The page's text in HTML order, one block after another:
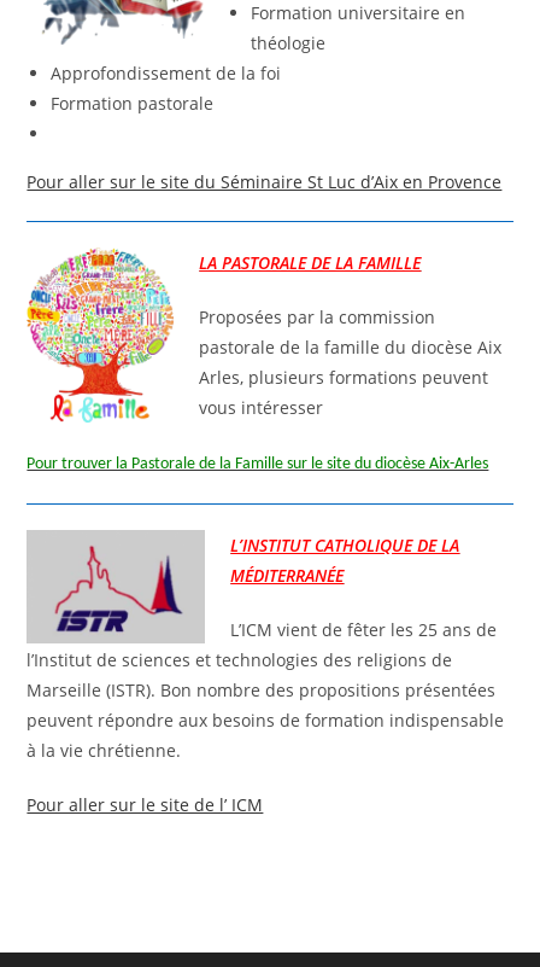
Formation universitaire en
théologie
Approfondissement de la foi
Formation pastorale
Pour aller sur le site du Séminaire St Luc d’Aix en Provence
LA PASTORALE DE LA FAMILLE
Proposées par la commission
pastorale de la famille du diocèse Aix
Arles, plusieurs formations peuvent
vous intéresser
Pour trouver la Pastorale de la Famille sur le site du diocèse Aix-Arles
L’INSTITUT CATHOLIQUE DE LA
MÉDITERRANÉE
L’ICM vient de fêter les 25 ans de
l’Institut de sciences et technologies des religions de
Marseille (ISTR). Bon nombre des propositions présentées
peuvent répondre aux besoins de formation indispensable
à la vie chrétienne.
Pour aller sur le site de l’ ICM